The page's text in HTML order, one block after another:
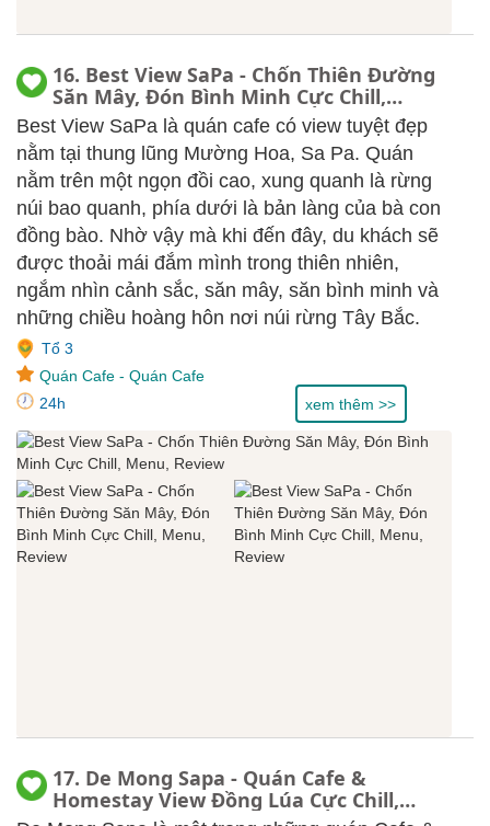
16. Best View SaPa - Chốn Thiên Đường
Săn Mây, Đón Bình Minh Cực Chill,
Menu, Review
Best View SaPa là quán cafe có view tuyệt đẹp
nằm tại thung lũng Mường Hoa, Sa Pa. Quán
nằm trên một ngọn đồi cao, xung quanh là rừng
núi bao quanh, phía dưới là bản làng của bà con
đồng bào. Nhờ vậy mà khi đến đây, du khách sẽ
được thoải mái đắm mình trong thiên nhiên,
ngắm nhìn cảnh sắc, săn mây, săn bình minh và
những chiều hoàng hôn nơi núi rừng Tây Bắc.
Tổ 3
Quán Cafe - Quán Cafe
24h
xem thêm >>
17. De Mong Sapa - Quán Cafe &
Homestay View Đồng Lúa Cực Chill,